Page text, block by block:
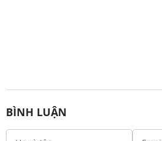
BÌNH LUẬN